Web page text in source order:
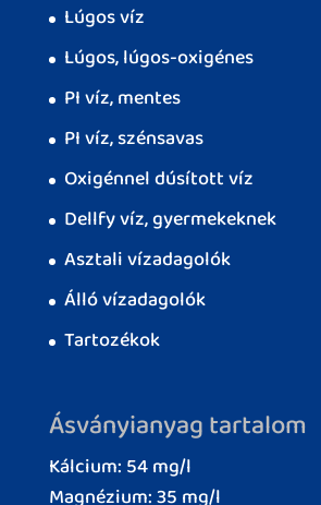
Lúgos víz
Lúgos, lúgos-oxigénes
PI víz, mentes
PI víz, szénsavas
Oxigénnel dúsított víz
Dellfy víz, gyermekeknek
Asztali vízadagolók
Álló vízadagolók
Tartozékok
Ásványianyag tartalom
Kálcium: 54 mg/l
Magnézium: 35 mg/l